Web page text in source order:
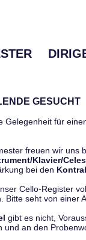
GESUCHT
Gelegenheit für
freuen wir uns
Klavier/
bei den
Cello-Register
Bitte seht von einer
gibt es nicht,
und an den